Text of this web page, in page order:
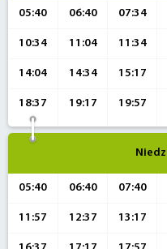
05:40 06:40 07:34
10:34 11:04 11:34
14:04 14:34 15:17
18:37 19:17 19:57
05:40 06:40 07:40
11:57 12:37 13:17